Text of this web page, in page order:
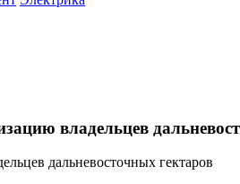
владельцев